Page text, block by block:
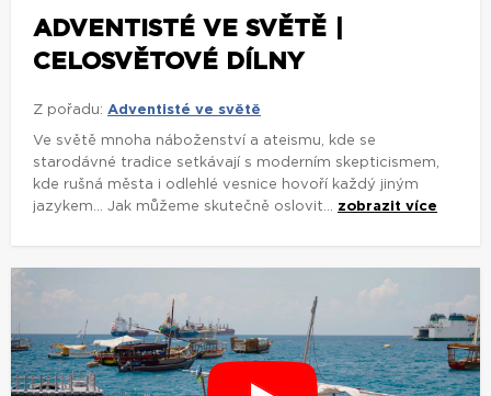
ADVENTISTÉ VE SVĚTĚ |
CELOSVĚTOVÉ DÍLNY
Z pořadu: Adventisté ve světě
Ve světě mnoha náboženství a ateismu, kde se
starodávné tradice setkávají s moderním skepticismem,
kde rušná města i odlehlé vesnice hovoří každý jiným
jazykem... Jak můžeme skutečně oslovit... zobrazit více